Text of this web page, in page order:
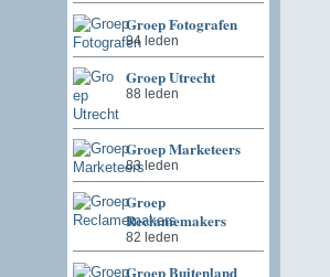
Groep Fotografen
94 leden
Groep Utrecht
88 leden
Groep Marketeers
83 leden
Groep
Reclamemakers
82 leden
Groep Buitenland